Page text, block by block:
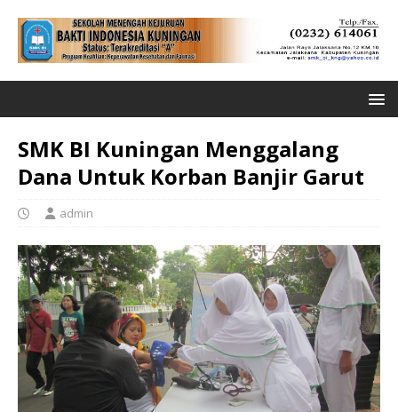
SMK BI Kuningan Menggalang
Dana Untuk Korban Banjir Garut
admin